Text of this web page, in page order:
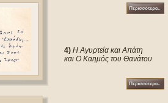
4) Η Αγυρτεία και Απάτη
και Ο Καημός του Θανάτου